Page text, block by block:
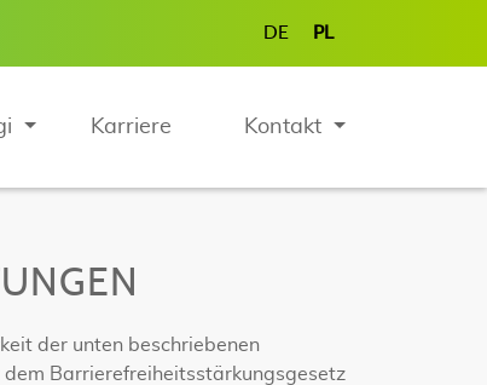
DE PL
Karriere Kontakt
der unten beschriebenen
Barrierefreiheitsstärkungsgesetz